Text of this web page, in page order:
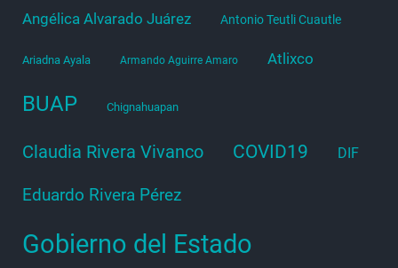
Angélica Alvarado Juárez Antonio Teutli Cuautle
Ariadna Ayala Armando Aguirre Amaro Atlixco
BUAP Chignahuapan
Claudia Rivera Vivanco COVID19 DIF
Eduardo Rivera Pérez
Gobierno del Estado